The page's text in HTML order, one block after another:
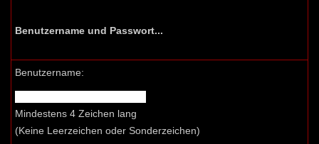
Benutzername und Passwort...
Benutzername:
Mindestens 4 Zeichen lang
(Keine Leerzeichen oder Sonderzeichen)